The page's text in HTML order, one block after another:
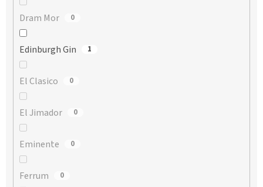
Dram Mor 0
Edinburgh Gin 1
El Clasico 0
El Jimador 0
Eminente 0
Ferrum 0